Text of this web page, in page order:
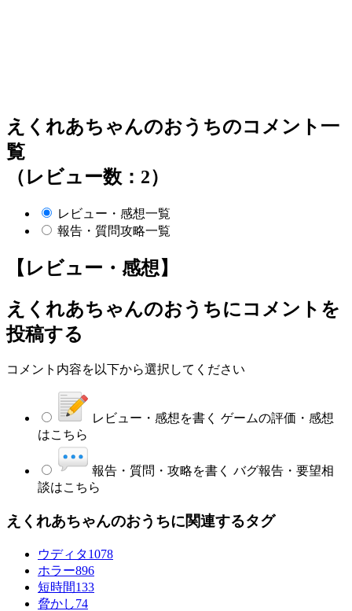
えくれあちゃんのおうちのコメント一
覧
（レビュー数：2）
レビュー・感想一覧
報告・質問攻略一覧
【レビュー・感想】
えくれあちゃんのおうちにコメントを
投稿する
コメント内容を以下から選択してください
レビュー・感想を書く ゲームの評価・感想
はこちら
報告・質問・攻略を書く バグ報告・要望相
談はこちら
えくれあちゃんのおうちに関連するタグ
ウディタ1078
ホラー896
短時間133
脅かし74